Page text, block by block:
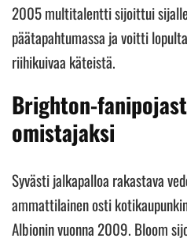
2005 multitalentti sijoittui
päätapahtumassa ja voitti
riihikuivaa käteistä.
Brighton-
omistajaksi
Syvästi jalkapalloa rakastava
ammattilainen osti
Albionin vuonna 2009. Bloom